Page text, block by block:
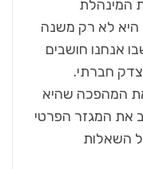
המינהלת
היא לא רק משנה
אנחנו חושבים
חברתי.
המהפכה שהיא
את המגזר הפרטי
השאלות